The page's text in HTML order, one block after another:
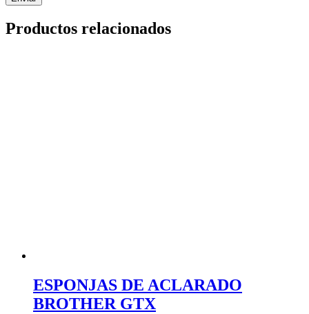
Productos relacionados
ESPONJAS DE ACLARADO
BROTHER GTX